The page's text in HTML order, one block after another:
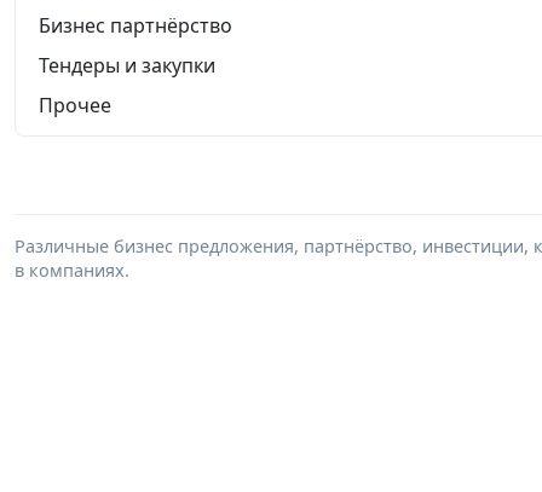
Бизнес партнёрство
Тендеры и закупки
Прочее
Различные бизнес предложения, партнёрство,
в компаниях.